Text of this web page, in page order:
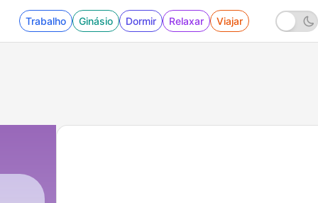
Trabalho Ginásio Dormir Relaxar Viajar